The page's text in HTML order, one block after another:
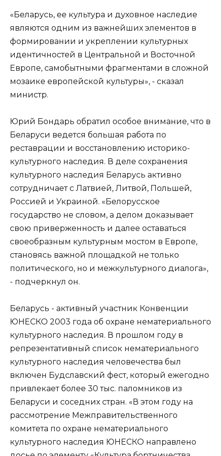
«Беларусь, ее культура и духовное наследие
являются одним из важнейших элементов в
формировании и укреплении культурных
идентичностей в Центральной и Восточной
Европе, самобытными фрагментами в сложной
мозаике европейской культуры», - сказал
министр.
Юрий Бондарь обратил особое внимание, что в
Беларуси ведется большая работа по
реставрации и восстановлению историко-
культурного наследия. В деле сохранения
культурного наследия Беларусь активно
сотрудничает с Латвией, Литвой, Польшей,
Россией и Украиной. «Белорусское
государство не словом, а делом доказывает
свою приверженность и далее оставаться
своеобразным культурным мостом в Европе,
становясь важной площадкой не только
политического, но и межкультурного диалога»,
- подчеркнул он.
Беларусь - активный участник Конвенции
ЮНЕСКО 2003 года об охране нематериального
культурного наследия. В прошлом году в
репрезентативный список нематериального
культурного наследия человечества был
включен Будславский фест, который ежегодно
привлекает более 30 тыс. паломников из
Беларуси и соседних стран. «В этом году на
рассмотрение Межправительственного
комитета по охране нематериального
культурного наследия ЮНЕСКО направлено